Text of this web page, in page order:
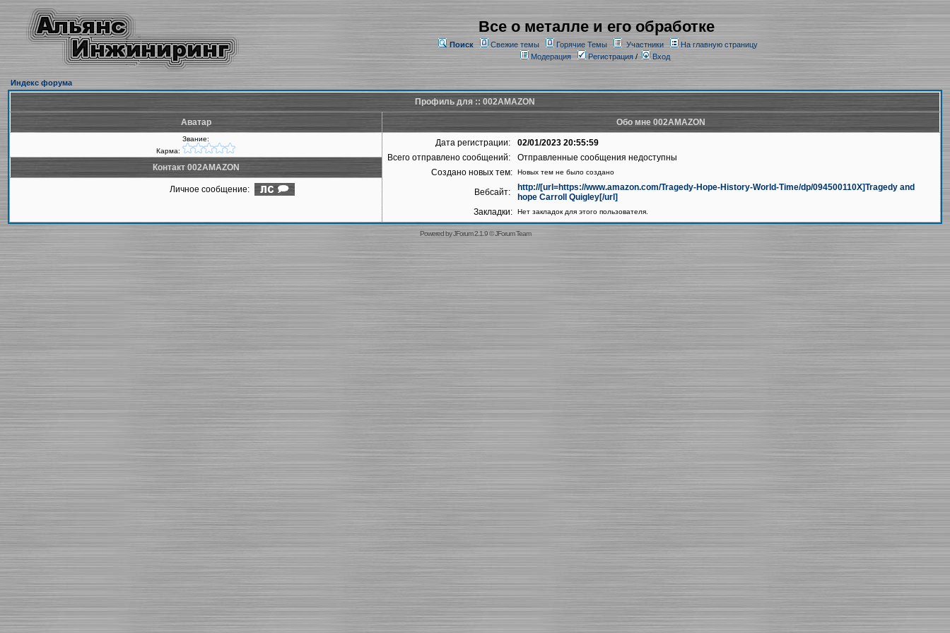
Все о металле и его обработке
Поиск Свежие темы Горячие Темы Участники
На главную страницу
Модерация
Регистрация/ Вход
Индекс форума
Профиль для :: 002AMAZON
Аватар Обо мне 002AMAZON
Звание:
Карма:
Дата регистрации:
02/01/2023 20:55:59
Всего отправлено сообщений:
Отправленные сообщения недоступны
Создано новых тем:
Новых тем не было создано
Вебсайт:
http://[url=https://www.amazon.com/Tragedy-Hope-History-World-Time/dp/094500110X]Tragedy and
hope Carroll Quigley[/url]
Закладки:
Нет закладок для этого пользователя.
Контакт 002AMAZON
Личное сообщение:
Powered byJForum 2.1.9©JForum Team